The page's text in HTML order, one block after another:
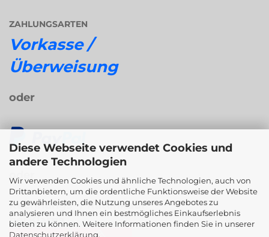
Diese Webseite verwendet Cookies und
andere Technologien
Wir verwenden Cookies und ähnliche Technologien, auch von
Drittanbietern, um die ordentliche Funktionsweise der Website
zu gewährleisten, die Nutzung unseres Angebotes zu
analysieren und Ihnen ein bestmögliches Einkaufserlebnis
bieten zu können. Weitere Informationen finden Sie in unserer
Datenschutzerklärung.
ZAHLUNGSARTEN
Vorkasse /
Überweisung
oder
oder
Rechnungs- / Ratenkauf
bei Klarna